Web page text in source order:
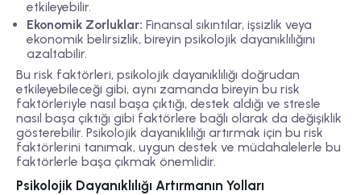
etkileyebilir.
Ekonomik Zorluklar: Finansal sıkıntılar, işsizlik veya
ekonomik belirsizlik, bireyin psikolojik dayanıklılığını
azaltabilir.
Bu risk faktörleri, psikolojik dayanıklılığı doğrudan
etkileyebileceği gibi, aynı zamanda bireyin bu risk
faktörleriyle nasıl başa çıktığı, destek aldığı ve stresle
nasıl başa çıktığı gibi faktörlere bağlı olarak da değişiklik
gösterebilir. Psikolojik dayanıklılığı artırmak için bu risk
faktörlerini tanımak, uygun destek ve müdahalelerle bu
faktörlerle başa çıkmak önemlidir.
Psikolojik Dayanıklılığı Artırmanın Yolları